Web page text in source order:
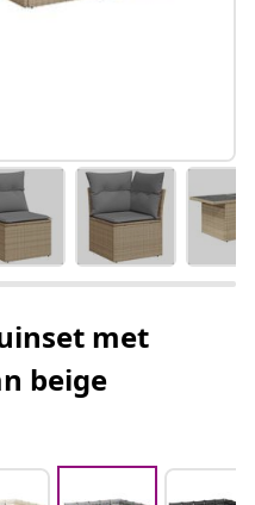
met
beige